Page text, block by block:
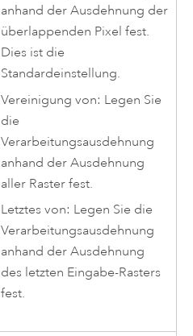
anhand der Ausdehnung der
überlappenden Pixel fest.
Dies ist die
Standardeinstellung.
Vereinigung von: Legen Sie
die
Verarbeitungsausdehnung
anhand der Ausdehnung
aller Raster fest.
Letztes von: Legen Sie die
Verarbeitungsausdehnung
anhand der Ausdehnung
des letzten Eingabe-Rasters
fest.